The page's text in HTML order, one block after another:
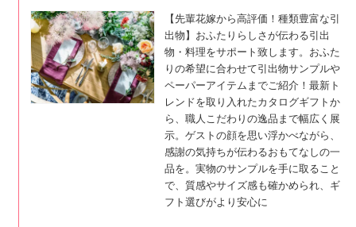
【先輩花嫁から高評価！種類豊富な引
出物】おふたりらしさが伝わる引出
物・料理をサポート致します。おふた
りの希望に合わせて引出物サンプルや
ペーパーアイテムまでご紹介！最新ト
レンドを取り入れたカタログギフトか
ら、職人こだわりの逸品まで幅広く展
示。ゲストの顔を思い浮かべながら、
感謝の気持ちが伝わるおもてなしの一
品を。実物のサンプルを手に取ること
で、質感やサイズ感も確かめられ、ギ
フト選びがより安心に